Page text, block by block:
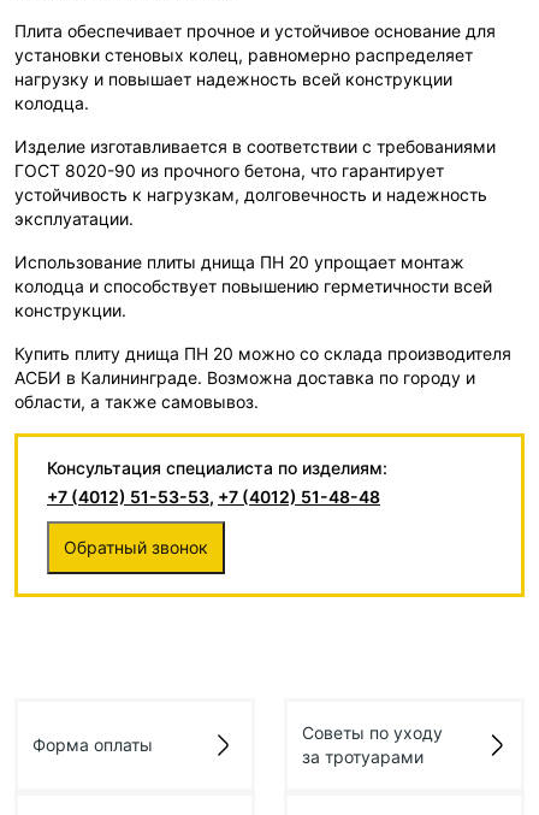
Плита обеспечивает прочное и устойчивое основание для
установки стеновых колец, равномерно распределяет
нагрузку и повышает надежность всей конструкции
колодца.
Изделие изготавливается в соответствии с требованиями
ГОСТ 8020-90 из прочного бетона, что гарантирует
устойчивость к нагрузкам, долговечность и надежность
эксплуатации.
Использование плиты днища ПН 20 упрощает монтаж
колодца и способствует повышению герметичности всей
конструкции.
Купить плиту днища ПН 20 можно со склада производителя
АСБИ в Калининграде. Возможна доставка по городу и
области, а также самовывоз.
Консультация специалиста по изделиям:
+7 (4012) 51-53-53, +7 (4012) 51-48-48
Обратный звонок
Форма оплаты
Советы по уходу
за тротуарами